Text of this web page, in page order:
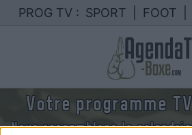
PROG TV : SPORT FOOT
Votre programme
Nous rassemblons le